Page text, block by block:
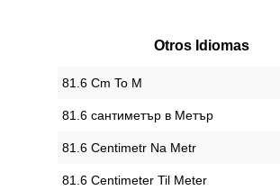
Otros Idiomas
‎81.6 Cm To M
‎81.6 сантиметър в Метър
‎81.6 Centimetr Na Metr
‎81.6 Centimeter Til Meter